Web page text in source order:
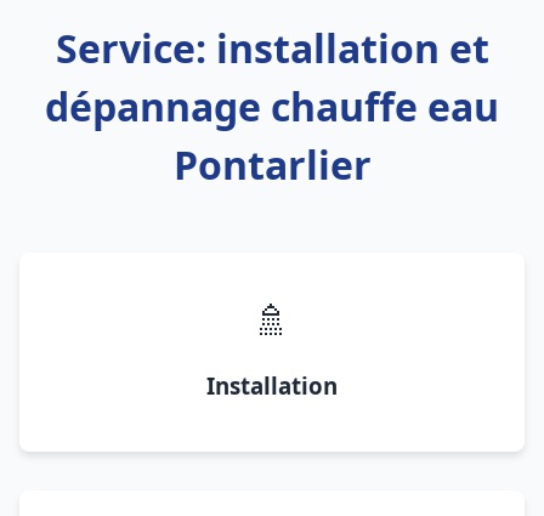
Service: installation et
dépannage chauffe eau
Pontarlier
🚿
Installation